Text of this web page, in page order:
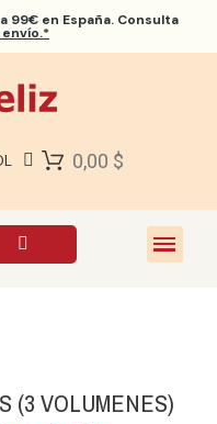
99€ en España. Consulta
0,00 $
(3 VOLUMENES)